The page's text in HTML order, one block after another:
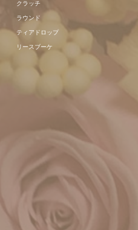
クラッチ
ラウンド
ティアドロップ
リースブーケ